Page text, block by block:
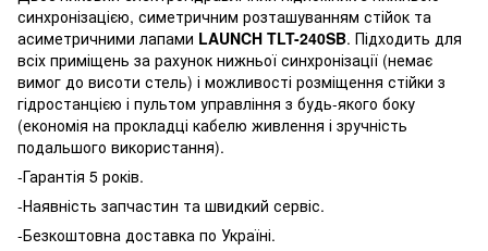
синхронізацією, симетричним розташуванням стійок та
асиметричними лапами LAUNCH TLT-240SB. Підходить для
всіх приміщень за рахунок нижньої синхронізації (немає
вимог до висоти стель) і можливості розміщення стійки з
гідростанцією і пультом управління з будь-якого боку
(економія на прокладці кабелю живлення і зручність
подальшого використання).
-Гарантія 5 років.
-Наявність запчастин та швидкий сервіс.
-Безкоштовна доставка по Україні.